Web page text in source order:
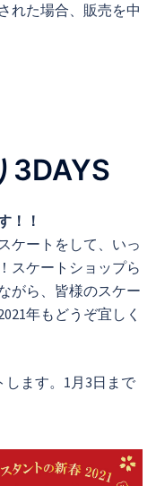
れた場合、販売を中
3DAYS
！！
ケートをして、いっ
スケートショップら
がら、皆様のスケー
年もどうぞ宜しく
します。1月3日まで